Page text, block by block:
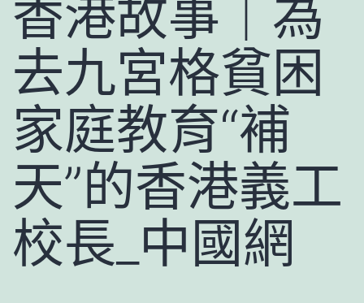
香港故事｜為
去九宮格貧困
家庭教育“補
天”的香港義工
校長_中國網